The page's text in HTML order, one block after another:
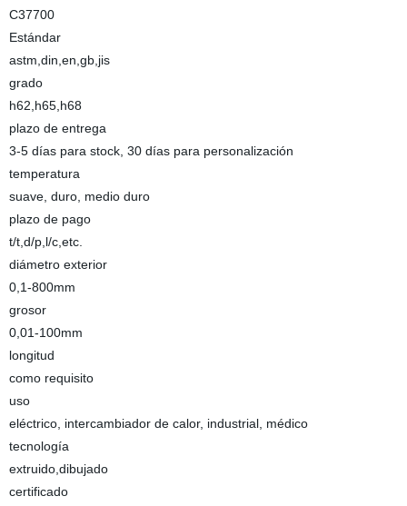
C37700
Estándar
astm,din,en,gb,jis
grado
h62,h65,h68
plazo de entrega
3-5 días para stock, 30 días para personalización
temperatura
suave, duro, medio duro
plazo de pago
t/t,d/p,l/c,etc.
diámetro exterior
0,1-800mm
grosor
0,01-100mm
longitud
como requisito
uso
eléctrico, intercambiador de calor, industrial, médico
tecnología
extruido,dibujado
certificado